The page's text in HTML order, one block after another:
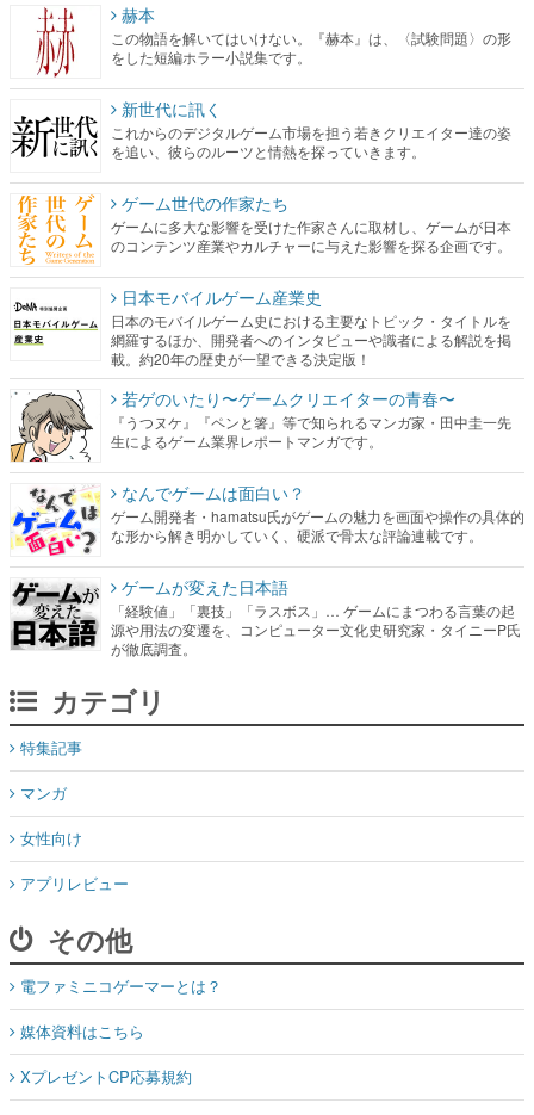
赫本
この物語を解いてはいけない。『赫本』は、〈試験問題〉の形
をした短編ホラー小説集です。
新世代に訊く
これからのデジタルゲーム市場を担う若きクリエイター達の姿
を追い、彼らのルーツと情熱を探っていきます。
ゲーム世代の作家たち
ゲームに多大な影響を受けた作家さんに取材し、ゲームが日本
のコンテンツ産業やカルチャーに与えた影響を探る企画です。
日本モバイルゲーム産業史
日本のモバイルゲーム史における主要なトピック・タイトルを
網羅するほか、開発者へのインタビューや識者による解説を掲
載。約20年の歴史が一望できる決定版！
若ゲのいたり〜ゲームクリエイターの青春〜
『うつヌケ』『ペンと箸』等で知られるマンガ家・田中圭一先
生によるゲーム業界レポートマンガです。
なんでゲームは面白い？
ゲーム開発者・hamatsu氏がゲームの魅力を画面や操作の具体的
な形から解き明かしていく、硬派で骨太な評論連載です。
ゲームが変えた日本語
「経験値」「裏技」「ラスボス」… ゲームにまつわる言葉の起
源や用法の変遷を、コンピューター文化史研究家・タイニーP氏
が徹底調査。
カテゴリ
特集記事
マンガ
女性向け
アプリレビュー
その他
電ファミニコゲーマーとは？
媒体資料はこちら
XプレゼントCP応募規約